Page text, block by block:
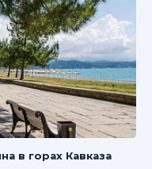
в горах Кавказа